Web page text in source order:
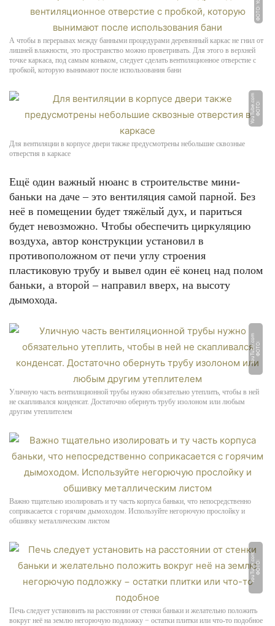
А чтобы в перерывах между банными процедурами деревянный каркас не гнил от
лишней влажности, это пространство можно проветривать. Для этого в верхней
точке каркаса, под самым коньком, следует сделать вентиляционное отверстие с
пробкой, которую вынимают после использования бани
Ф
О
Т
О:
Y
o
u
T
u
b
e.
c
o
m
Для вентиляции в корпусе двери также предусмотрены небольшие сквозные
отверстия в каркасе
Ещё один важный нюанс в строительстве мини-
баньки на даче – это вентиляция самой парной. Без
неё в помещении будет тяжёлый дух, и париться
будет невозможно. Чтобы обеспечить циркуляцию
воздуха, автор конструкции установил в
противоположном от печи углу строения
пластиковую трубу и вывел один её конец над полом
баньки, а второй – направил вверх, на высоту
дымохода.
Ф
О
Т
О:
Y
o
u
T
u
b
e.
c
o
m
Уличную часть вентиляционной трубы нужно обязательно утеплить, чтобы в ней
не скапливался конденсат. Достаточно обернуть трубу изолоном или любым
другим утеплителем
Важно тщательно изолировать и ту часть корпуса баньки, что непосредственно
соприкасается с горячим дымоходом. Используйте негорючую прослойку и
обшивку металлическим листом
Ф
О
Т
О:
Y
o
u
T
u
b
e.
c
o
m
Печь следует установить на расстоянии от стенки баньки и желательно положить
вокруг неё на землю негорючую подложку − остатки плитки или что-то подобное